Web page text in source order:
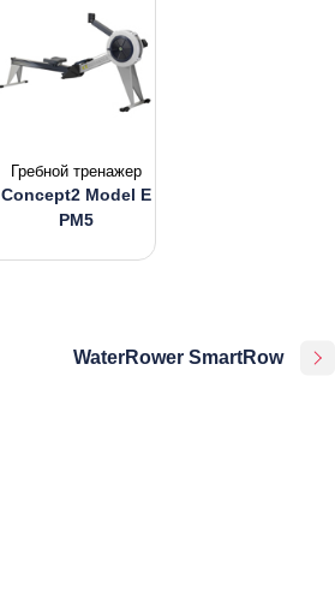
Гребной тренажер
Concept2 Model E
PM5
WaterRower SmartRow